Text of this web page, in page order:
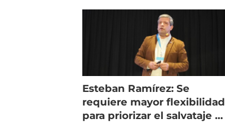
Esteban Ramírez: Se
requiere mayor flexibilidad
para priorizar el salvataje de